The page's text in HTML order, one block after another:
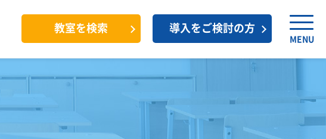
教室を検索 導入をご検討の方
MENU